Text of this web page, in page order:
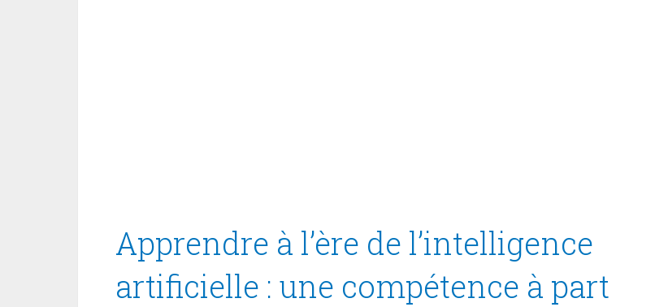
Apprendre à l’ère de l’intelligence
artificielle : une compétence à part